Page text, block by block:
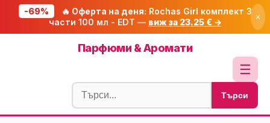
-69% 🔥 Оферта на деня: Rochas Girl комплект 3
части 100 мл - EDT — виж за 23.25 € → ×
Парфюми & Аромати
☰
Блог
🧮 Калкулатори
Търси